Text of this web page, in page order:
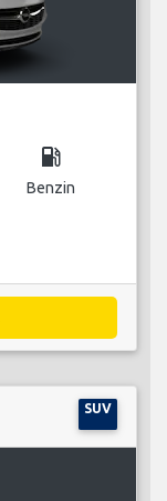
local_gas_station
Benzin
SUV